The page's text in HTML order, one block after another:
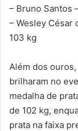
– Bruno Santos
– Wesley César
103 kg
Além dos
brilharam no
medalha de
de 102 kg,
prata na faixa